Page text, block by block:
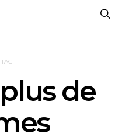
de